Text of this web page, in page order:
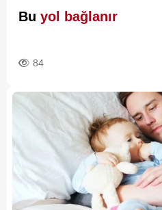
Bu yol bağlanır
84